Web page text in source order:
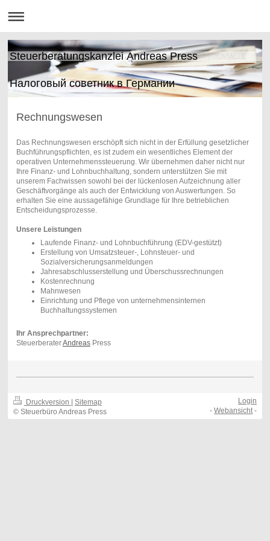
Steuerberatungskanzlei Andreas Press
Налоговый советник в Германии
Rechnungswesen
Das Rechnungswesen erschöpft sich nicht in der Erfüllung gesetzlicher
Buchführungspflichten, es ist zudem ein wesentliches Element der
operativen Unternehmenssteuerung. Wir übernehmen daher nicht nur
Ihre Finanz- und Lohnbuchhaltung, sondern unterstützen Sie mit
unserem Fachwissen sowohl bei der lückenlosen Aufzeichnung aller
Geschäftvorgänge als auch der Entwicklung von Auswertungen. So
erhalten Sie eine aussagefähige Grundlage für Ihre betrieblichen
Entscheidungsprozesse.
Unsere Leistungen
Laufende Finanz- und Lohnbuchführung (EDV-gestützt)
Erstellung von Umsatzsteuer-, Lohnsteuer- und
Sozialversicherungsanmeldungen
Jahresabschlusserstellung und Überschussrechnungen
Kostenrechnung
Mahnwesen
Einrichtung und Pflege von unternehmensinternen
Buchhaltungssystemen
Ihr Ansprechpartner:
SteuerberaterAndreasPress
Druckversion | Sitemap
© Steuerbüro Andreas Press
Login
-Webansicht -